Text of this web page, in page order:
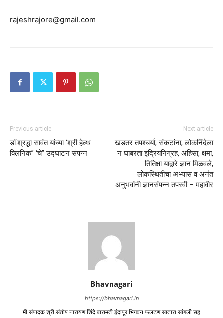
rajeshrajore@gmail.com
Previous article
डॉ.श्रद्धा सावंत यांच्या ‘श्री हेल्थ
क्लिनिक” ‘चे” उद्घाटन संपन्न
Next article
खडतर तपश्चर्या, संकटांना, लोकनिंदेला
न घाबरता इंद्रियनिग्रह, अहिंसा, क्षमा,
तितिक्षा याद्वारे ज्ञान मिळवले,
लोकस्थितीचा अभ्यास व अनंत
अनुभवांनी ज्ञानसंपन्न तपस्वी – महावीर
Bhavnagari
https://bhavnagari.in
मी संपादक श्री.संतोष नारायण शिंदे बारामती इंदापूर भिगवन फलटण सातारा सांगली सह